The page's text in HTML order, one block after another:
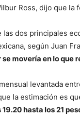
Ross, dijo que la
dos principales
según Juan
se movería en lo que
levantada
la estimación es
hasta los 21